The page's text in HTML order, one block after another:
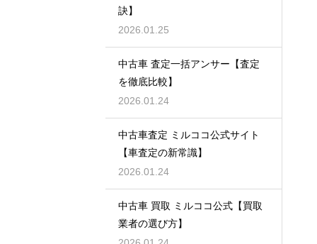
訣】
2026.01.25
中古車 査定一括アンサー【査定
を徹底比較】
2026.01.24
中古車査定 ミルココ公式サイト
【車査定の新常識】
2026.01.24
中古車 買取 ミルココ公式【買取
業者の選び方】